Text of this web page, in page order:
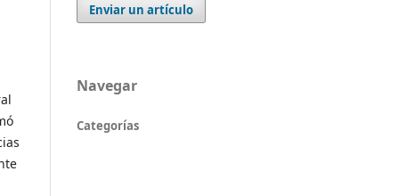
Enviar un artículo
Navegar
Categorías